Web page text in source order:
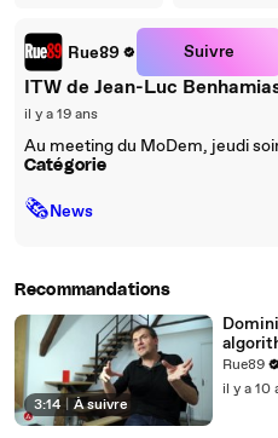
Rue89 Suivre
ITW de Jean-Luc
il y a 19 ans
Au meeting du MoDem, jeudi
Catégorie
🗞News
Recommandations
3:14 À suivre
Rue89
il y a 10